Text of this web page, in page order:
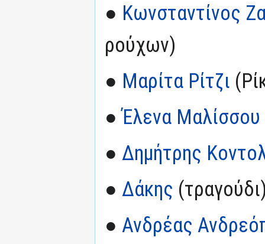
● Κωνσταντίνος
ρούχων)
● Μαρίτα Ρίτζι
●Έλενα Μαλίσσου
● Δημήτρης
● Δάκης
● Ανδρέας